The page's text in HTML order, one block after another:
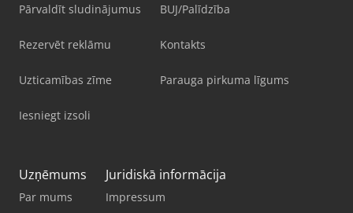
Pārvaldīt sludinājumus
Rezervēt reklāmu
Uzticamības zīme
Iesniegt izsoli
BUJ/Palīdzība
Kontakts
Parauga pirkuma līgums
Uzņēmums
Par mums
Juridiskā informācija
Impressum